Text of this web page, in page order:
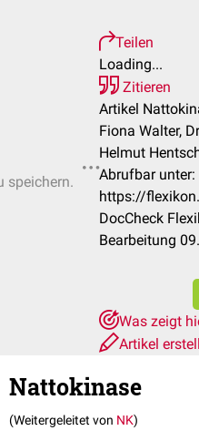
speichern.
Teilen
Loading...
Zitieren
Artikel
Fiona Walter,
Helmut
Abrufbar unter:
https://
DocCheck
Bearbeitung
Was zeigt
Artikel
Nattokinase
(Weitergeleitet von NK)